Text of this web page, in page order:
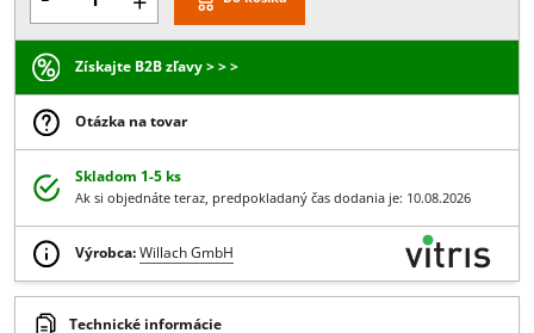
20.82 € Vaša zľava je-33 %z ceny produktu
13.95 €
11.34 € bez DPH
- +
Získajte B2B zľavy > > >